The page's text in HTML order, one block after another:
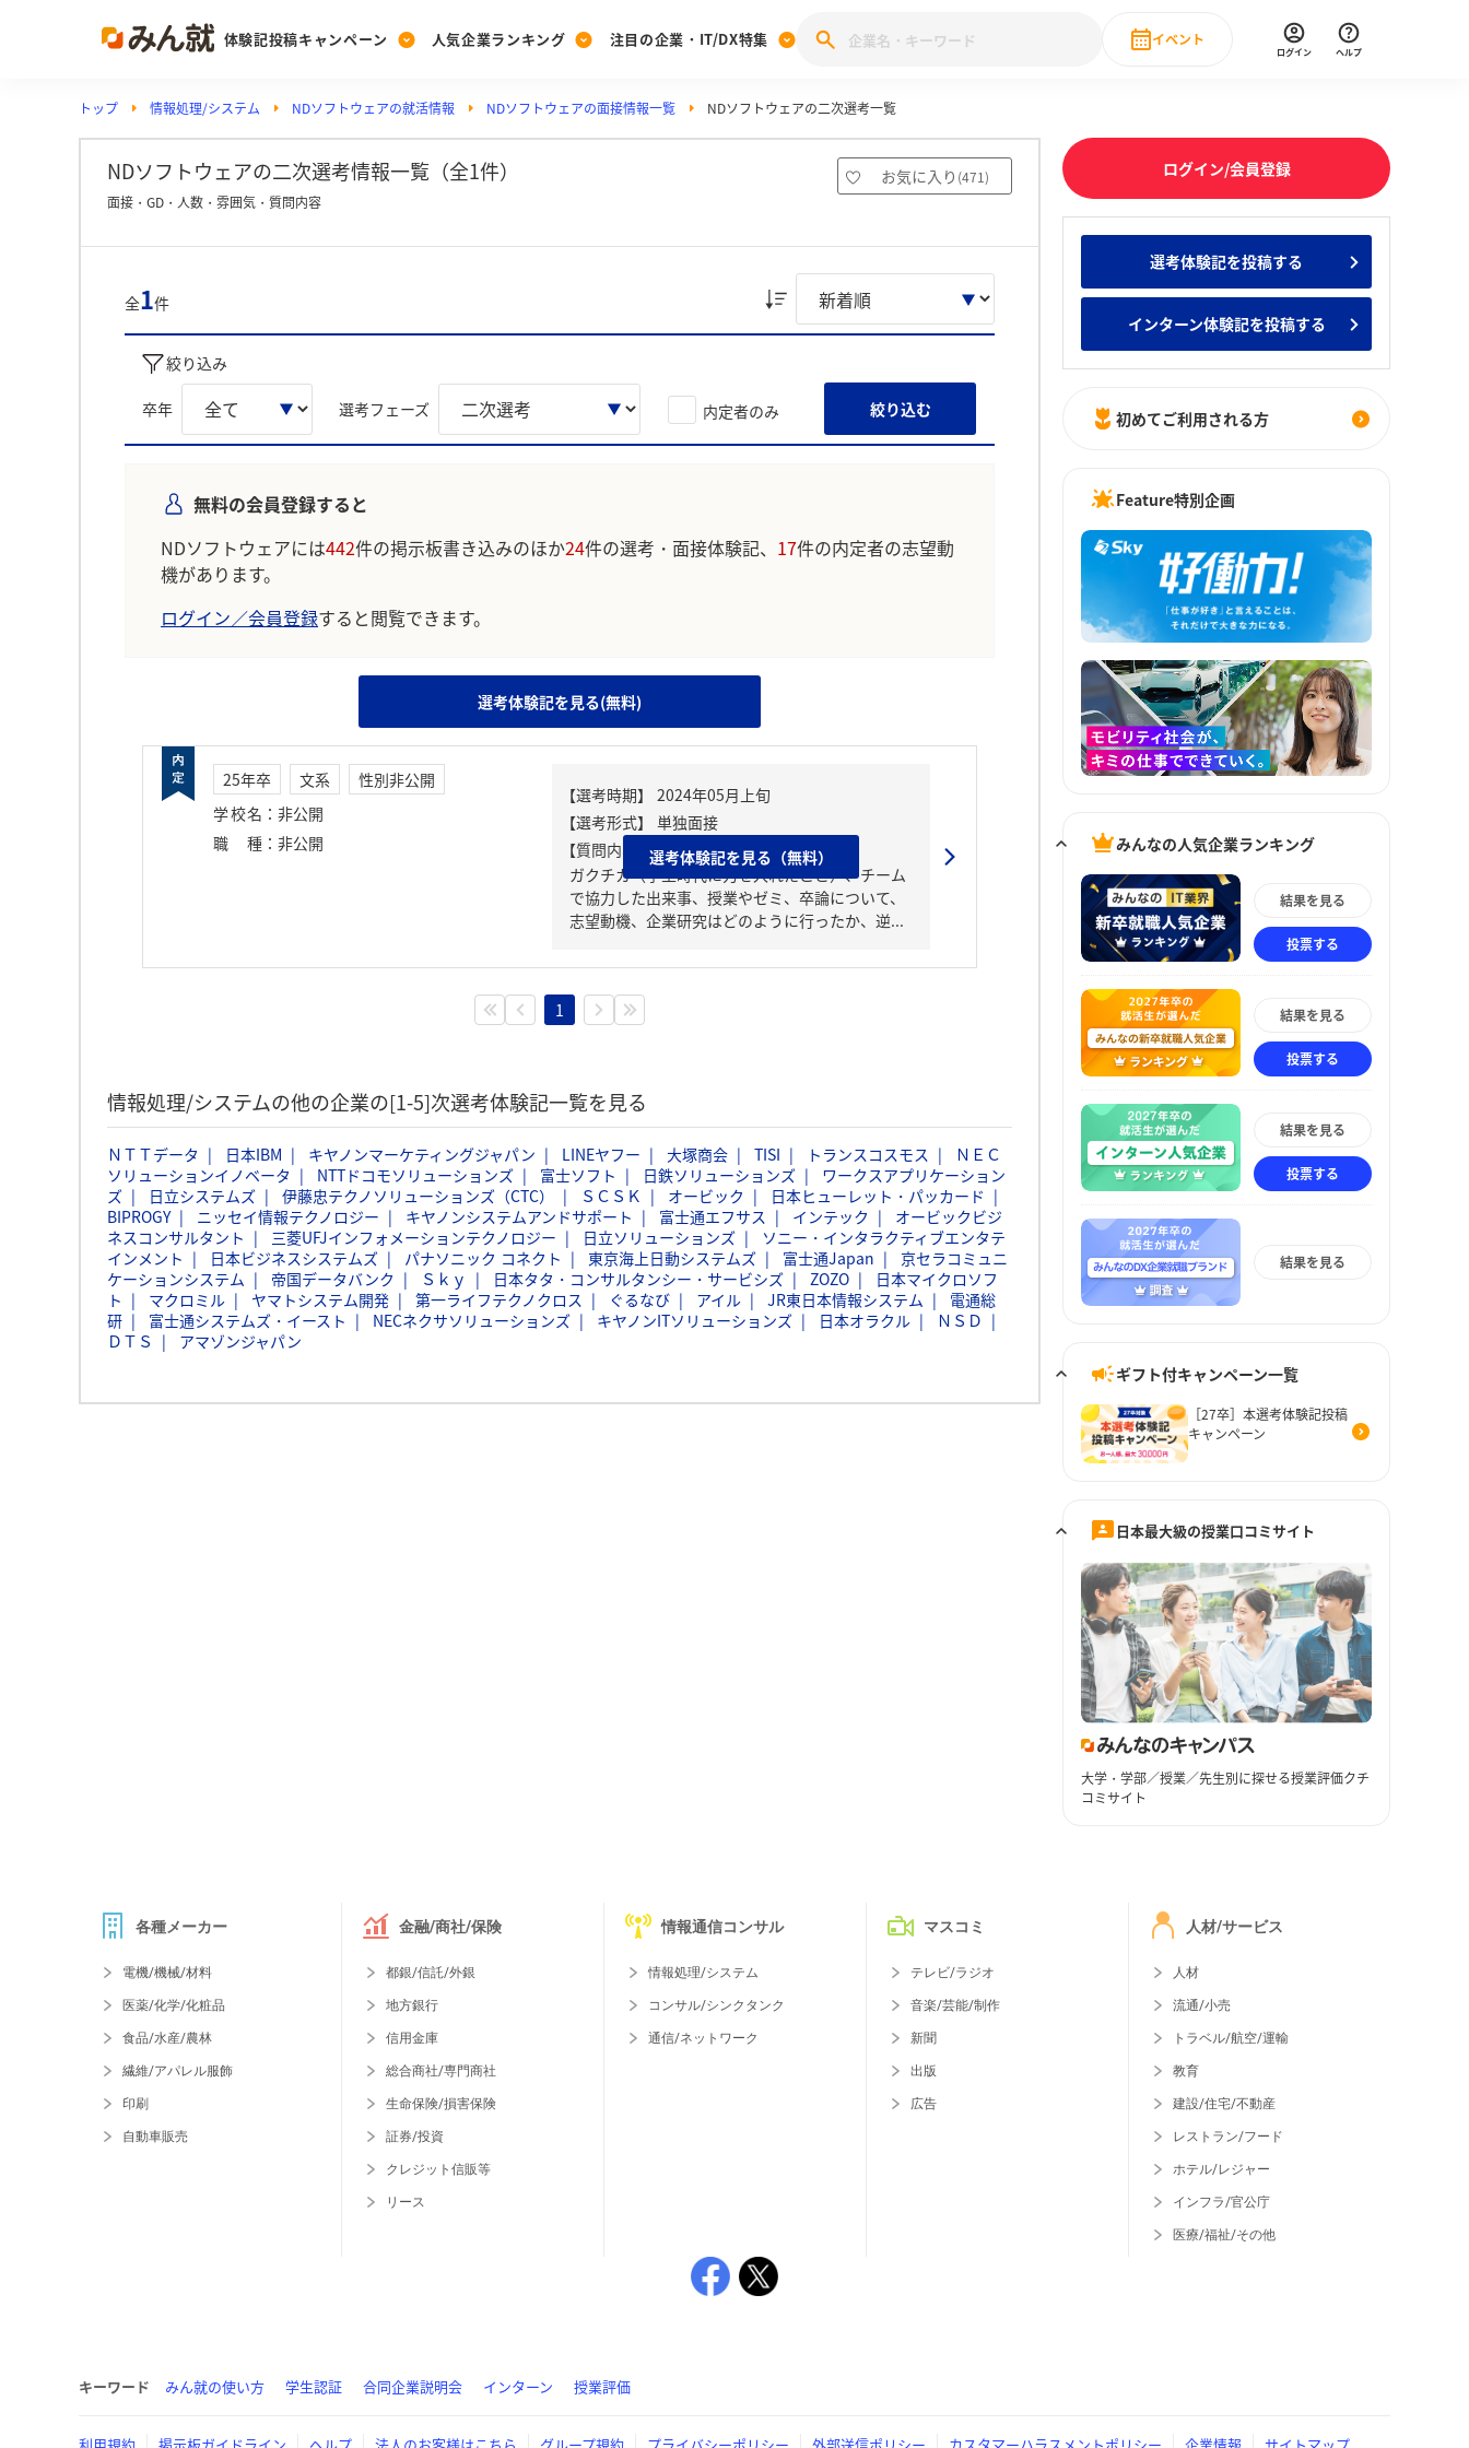
体験記投稿キャンペーン
Post
投稿する
[27卒] 本選考体験記投稿キャンペーン
人気企業ランキング
Ranking
ランキングを見る
Vote みんなの新卒就職人気企業ランキング みんなのインターン人気企業ランキ
注目の企業・IT/DX特集
PickUp
注目の企業特集
28卒 IT・DX現場社員インタビュー
イベント
直近のイベント一覧
ログイン ヘルプ
トップ 情報処理/システム NDソフトウェアの就活情報 NDソフトウェアの面接情報一覧 NDソフトウェアの二次選考一覧
NDソフトウェアの二次選考情報一覧（全1件） お気に入り (471)
面接・GD・人数・雰囲気・質問内容
全1件
絞り込み
卒年 選考フェーズ 内定者のみ 絞り込む
無料の会員登録すると
NDソフトウェアには442件の掲示板書き込みのほか24件の選考・面接体験記、 17件の内定者の志望動
機があります。
ログイン／会員登録すると閲覧できます。
選考体験記を見る(無料)
25年卒 文系
性別非公開
学校名 ： 非公開
職種 ： 非公開
【質問内容・課題】
ガクチカ（学生時代に力を入れたこと）、チーム
で協力した出来事、授業やゼミ、卒論について、
志望動機、企業研究はどのように行ったか、逆...
選考体験記を見る（無料）
1
情報処理/システムの他の企業の[1-5]次選考体験記一覧を見る
ＮＴＴデータ 日本IBM キヤノンマーケティングジャパン LINEヤフー 大塚商会 TISI トランスコスモス
ＮＥＣ
ソリューションイノベータ
NTTドコモソリューションズ 富士ソフト 日鉄ソリューションズ
ワークスアプリケーション
ズ
日立システムズ 伊藤忠テクノソリューションズ（CTC） ＳＣＳＫ オービック
日本ヒューレット・パッカード
BIPROGY
ニッセイ情報テクノロジー キヤノンシステムアンドサポート 富士通エフサス インテック
オービックビジ
ネスコンサルタント
三菱UFJインフォメーションテクノロジー 日立ソリューションズ
ソニー・インタラクティブエンタテ
インメント
日本ビジネスシステムズ パナソニック コネクト 東京海上日動システムズ 富士通Japan
京セラコミュニ
ケーションシステム
帝国データバンク Ｓｋｙ 日本タタ・コンサルタンシー・サービシズ ZOZO
日本マイクロソフ
ト
マクロミル ヤマトシステム開発 第一ライフテクノクロス ぐるなび アイル JR東日本情報システム
電通総
研
富士通システムズ・イースト NECネクサソリューションズ キヤノンITソリューションズ 日本オラクル
ＮＳＤ
ＤＴＳ
アマゾンジャパン
ログイン/会員登録
選考体験記を投稿する
インターン体験記を投稿する
初めてご利用される方
Feature特別企画
みんなの人気企業ランキング
結果を見る
投票する
結果を見る
投票する
結果を見る
投票する
結果を見る
ギフト付キャンペーン一覧
［27卒］本選考体験記投稿
キャンペーン
日本最大級の授業口コミサイト
大学・学部／授業／先生別に探せる授業評価クチ
コミサイト
各種メーカー
電機/機械/材料
医薬/化学/化粧品
食品/水産/農林
繊維/アパレル服飾
印刷
自動車販売
金融/商社/保険
都銀/信託/外銀
地方銀行
信用金庫
総合商社/専門商社
生命保険/損害保険
証券/投資
クレジット信販等
リース
情報通信コンサル
情報処理/システム
コンサル/シンクタンク
通信/ネットワーク
マスコミ
テレビ/ラジオ
音楽/芸能/制作
新聞
出版
広告
人材/サービス
人材
流通/小売
トラベル/航空/運輸
教育
建設/住宅/不動産
レストラン/フード
ホテル/レジャー
インフラ/官公庁
医療/福祉/その他
キーワード みん就の使い方 学生認証 合同企業説明会 インターン 授業評価